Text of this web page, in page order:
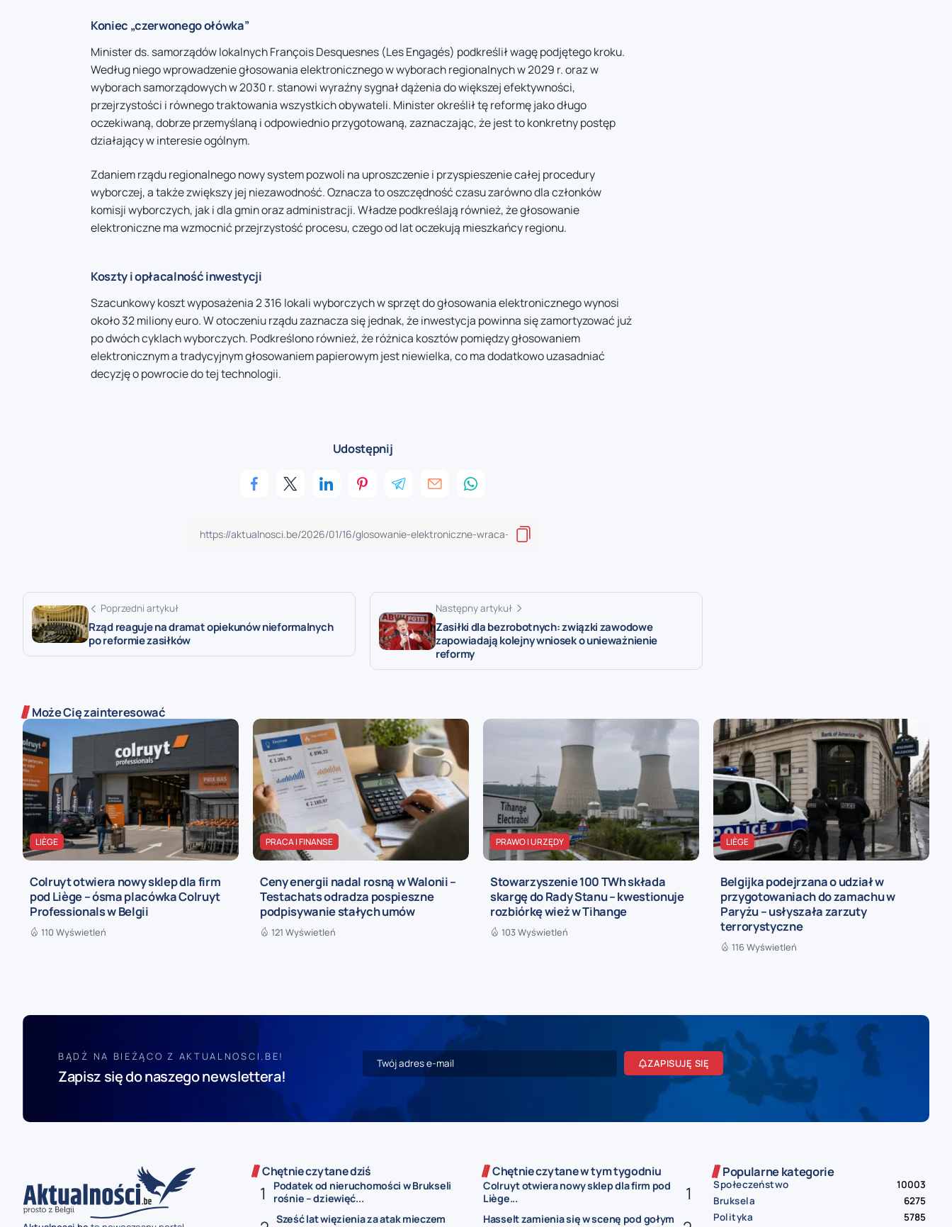
Koniec „czerwonego ołówka”
Minister ds. samorządów lokalnych François Desquesnes (Les Engagés) podkreślił wagę podjętego kroku.
Według niego wprowadzenie głosowania elektronicznego w wyborach regionalnych w 2029 r. oraz w
wyborach samorządowych w 2030 r. stanowi wyraźny sygnał dążenia do większej efektywności,
przejrzystości i równego traktowania wszystkich obywateli. Minister określił tę reformę jako długo
oczekiwaną, dobrze przemyślaną i odpowiednio przygotowaną, zaznaczając, że jest to konkretny postęp
działający w interesie ogólnym.
Zdaniem rządu regionalnego nowy system pozwoli na uproszczenie i przyspieszenie całej procedury
wyborczej, a także zwiększy jej niezawodność. Oznacza to oszczędność czasu zarówno dla członków
komisji wyborczych, jak i dla gmin oraz administracji. Władze podkreślają również, że głosowanie
elektroniczne ma wzmocnić przejrzystość procesu, czego od lat oczekują mieszkańcy regionu.
Koszty i opłacalność inwestycji
Szacunkowy koszt wyposażenia 2 316 lokali wyborczych w sprzęt do głosowania elektronicznego wynosi
około 32 miliony euro. W otoczeniu rządu zaznacza się jednak, że inwestycja powinna się zamortyzować już
po dwóch cyklach wyborczych. Podkreślono również, że różnica kosztów pomiędzy głosowaniem
elektronicznym a tradycyjnym głosowaniem papierowym jest niewielka, co ma dodatkowo uzasadniać
decyzję o powrocie do tej technologii.
Udostępnij
Poprzedni artykuł
Rząd reaguje na dramat opiekunów nieformalnych
po reformie zasiłków
Następny artykuł
Zasiłki dla bezrobotnych: związki zawodowe
zapowiadają kolejny wniosek o unieważnienie
reformy
Może Cię zainteresować
LIÈGE
Colruyt otwiera nowy sklep dla firm
pod Liège – ósma placówka Colruyt
Professionals w Belgii
110 Wyświetleń
PRACA I FINANSE
Ceny energii nadal rosną w Walonii –
Testachats odradza pospieszne
podpisywanie stałych umów
121 Wyświetleń
PRAWO I URZĘDY
Stowarzyszenie 100 TWh składa
skargę do Rady Stanu – kwestionuje
rozbiórkę wież w Tihange
103 Wyświetleń
LIÈGE
Belgijka podejrzana o udział w
przygotowaniach do zamachu w
Paryżu – usłyszała zarzuty
terrorystyczne
116 Wyświetleń
BĄDŹ NA BIEŻĄCO Z AKTUALNOSCI.BE!
Zapisz się do naszego newslettera!
ZAPISUJĘ SIĘ
Chętnie czytane dziś
Podatek od nieruchomości w Brukseli
rośnie – dziewięć...
Sześć lat więzienia za atak mieczem
Chętnie czytane w tym tygodniu
Colruyt otwiera nowy sklep dla firm pod
Liège...
Hasselt zamienia się w scenę pod gołym
Popularne kategorie
Społeczeństwo
10003
Bruksela
6275
Polityka
5785